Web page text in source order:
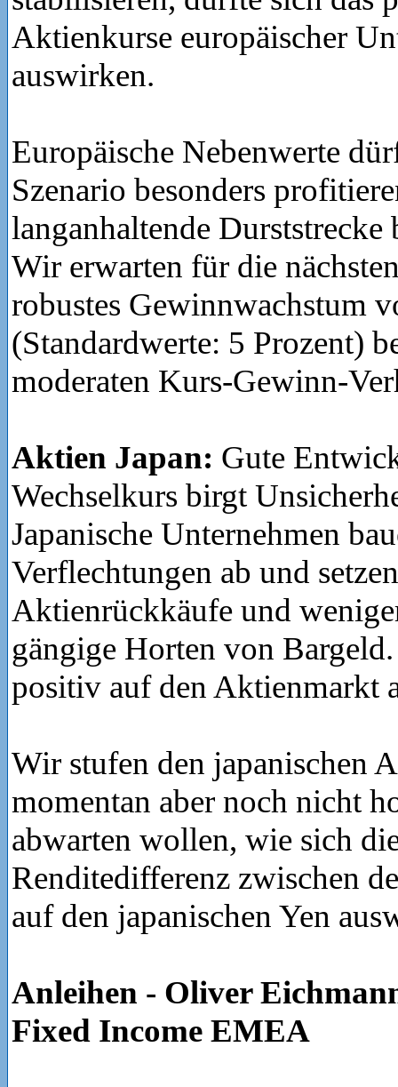
Aktienkurse europäischer
auswirken.
Europäische Nebenwerte
Szenario besonders
langanhaltende Durststrecke
Wir erwarten für die
robustes Gewinnwachstum
(Standardwerte: 5 Prozent)
moderaten Kurs-Gewinn-
Aktien Japan: Gute
Wechselkurs birgt
Japanische Unternehmen
Verflechtungen ab und
Aktienrückkäufe und
gängige Horten von
positiv auf den Aktienmarkt
Wir stufen den japanischen
momentan aber noch nicht
abwarten wollen, wie sich
Renditedifferenz zwischen
auf den japanischen Yen
Anleihen - Oliver
Fixed Income EMEA